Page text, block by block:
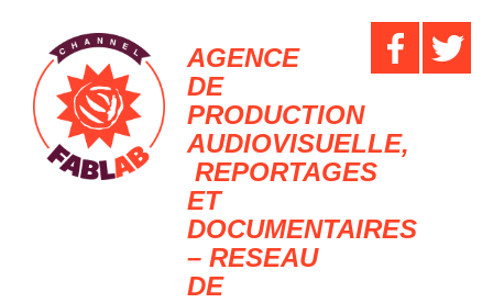
AGENCE
DE
PRODUCTION
AUDIOVISUELLE,
REPORTAGES
ET
DOCUMENTAIRES
– RESEAU
DE